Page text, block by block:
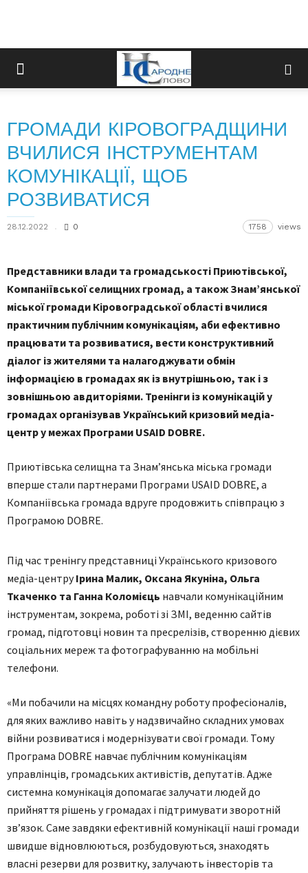
ГРОМАДИ КІРОВОГРАДЩИНИ
ВЧИЛИСЯ ІНСТРУМЕНТАМ
КОМУНІКАЦІЇ, ЩОБ
РОЗВИВАТИСЯ
28.12.2022 0 1758 views
Представники влади та громадськості Приютівської,
Компаніївської селищних громад, а також Знам’янської
міської громади Кіровоградської області вчилися
практичним публічним комунікаціям, аби ефективно
працювати та розвиватися, вести конструктивний
діалог із жителями та налагоджувати обмін
інформацією в громадах як із внутрішньою, так і з
зовнішньою авдиторіями. Тренінги із комунікацій у
громадах організував Український кризовий медіа-
центр у межах Програми USAID DOBRE.
Приютівська селищна та Знам’янська міська громади
вперше стали партнерами Програми USAID DOBRE, а
Компаніївська громада вдруге продовжить співпрацю з
Програмою DOBRE.
Під час тренінгу представниці Українського кризового
медіа-центруІрина Малик, Оксана Якуніна, Ольга
Ткаченко та Ганна Коломієць навчали комунікаційним
інструментам, зокрема, роботі зі ЗМІ, веденню сайтів
громад, підготовці новин та пресрелізів, створенню дієвих
соціальних мереж та фотографуванню на мобільні
телефони.
«Ми побачили на місцях командну роботу професіоналів,
для яких важливо навіть у надзвичайно складних умовах
війни розвиватися і модернізувати свої громади. Тому
Програма DOBRE навчає публічним комунікаціям
управлінців, громадських активістів, депутатів. Адже
системна комунікація допомагає залучати людей до
прийняття рішень у громадах і підтримувати зворотній
зв’язок. Саме завдяки ефективній комунікації наші громади
швидше відновлюються, розбудовуються, знаходять
власні резерви для розвитку, залучають інвесторів та